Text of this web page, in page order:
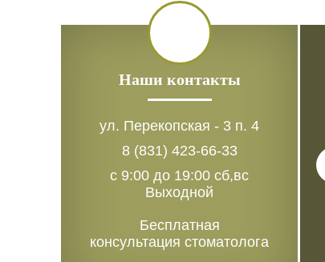
Наши контакты
ул. Перекопская - 3 п. 4
8 (831) 423-66-33
с 9:00 до 19:00 сб,вс
Выходной
Бесплатная
консультация стоматолога